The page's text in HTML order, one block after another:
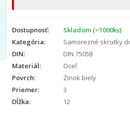
Dostupnosť:
Skladom (>1000ks)
Kategória:
Samorezné skrutky
DIN:
DIN 7505B
Materiál:
Oceľ
Povrch:
Zinok biely
Priemer:
3
Dĺžka:
12